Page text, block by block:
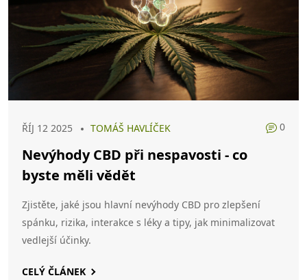
ŘÍJ 12 2025 TOMÁŠ HAVLÍČEK 0
Nevýhody CBD při nespavosti - co
byste měli vědět
Zjistěte, jaké jsou hlavní nevýhody CBD pro zlepšení
spánku, rizika, interakce s léky a tipy, jak minimalizovat
vedlejší účinky.
CELÝ ČLÁNEK